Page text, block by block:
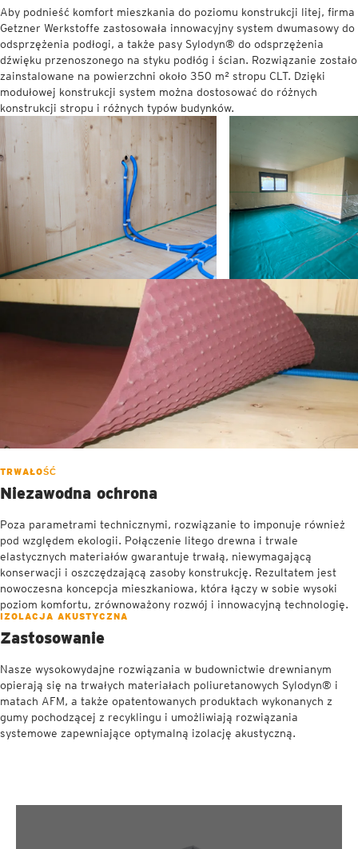
Aby podnieść komfort mieszkania do poziomu konstrukcji litej, firma
Getzner Werkstoffe zastosowała innowacyjny system dwumasowy do
odsprzężenia podłogi, a także pasy Sylodyn® do odsprzężenia
dźwięku przenoszonego na styku podłóg i ścian. Rozwiązanie zostało
zainstalowane na powierzchni około 350 m² stropu CLT. Dzięki
modułowej konstrukcji system można dostosować do różnych
konstrukcji stropu i różnych typów budynków.
TRWAŁOŚĆ
Niezawodna ochrona
Poza parametrami technicznymi, rozwiązanie to imponuje również
pod względem ekologii. Połączenie litego drewna i trwale
elastycznych materiałów gwarantuje trwałą, niewymagającą
konserwacji i oszczędzającą zasoby konstrukcję. Rezultatem jest
nowoczesna koncepcja mieszkaniowa, która łączy w sobie wysoki
poziom komfortu, zrównoważony rozwój i innowacyjną technologię.
IZOLACJA AKUSTYCZNA
Zastosowanie
Nasze wysokowydajne rozwiązania w budownictwie drewnianym
opierają się na trwałych materiałach poliuretanowych Sylodyn® i
matach AFM, a także opatentowanych produktach wykonanych z
gumy pochodzącej z recyklingu i umożliwiają rozwiązania
systemowe zapewniające optymalną izolację akustyczną.